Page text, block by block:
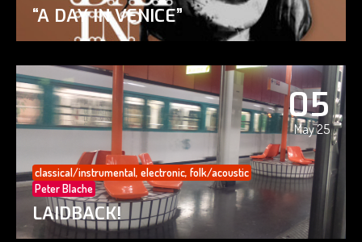
“A DAY IN VENICE”
05
May 25
classical/instrumental, electronic, folk/acoustic
Peter Blache
LAIDBACK!